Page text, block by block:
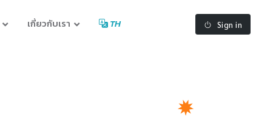
เกี่ยวกับเรา TH Sign in